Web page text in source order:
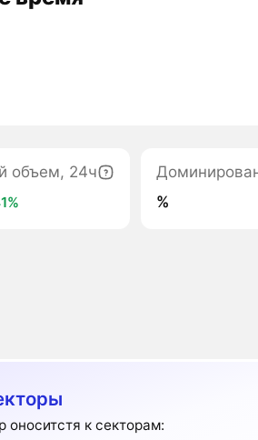
объем, 24ч
%
оноситстя к секторам: